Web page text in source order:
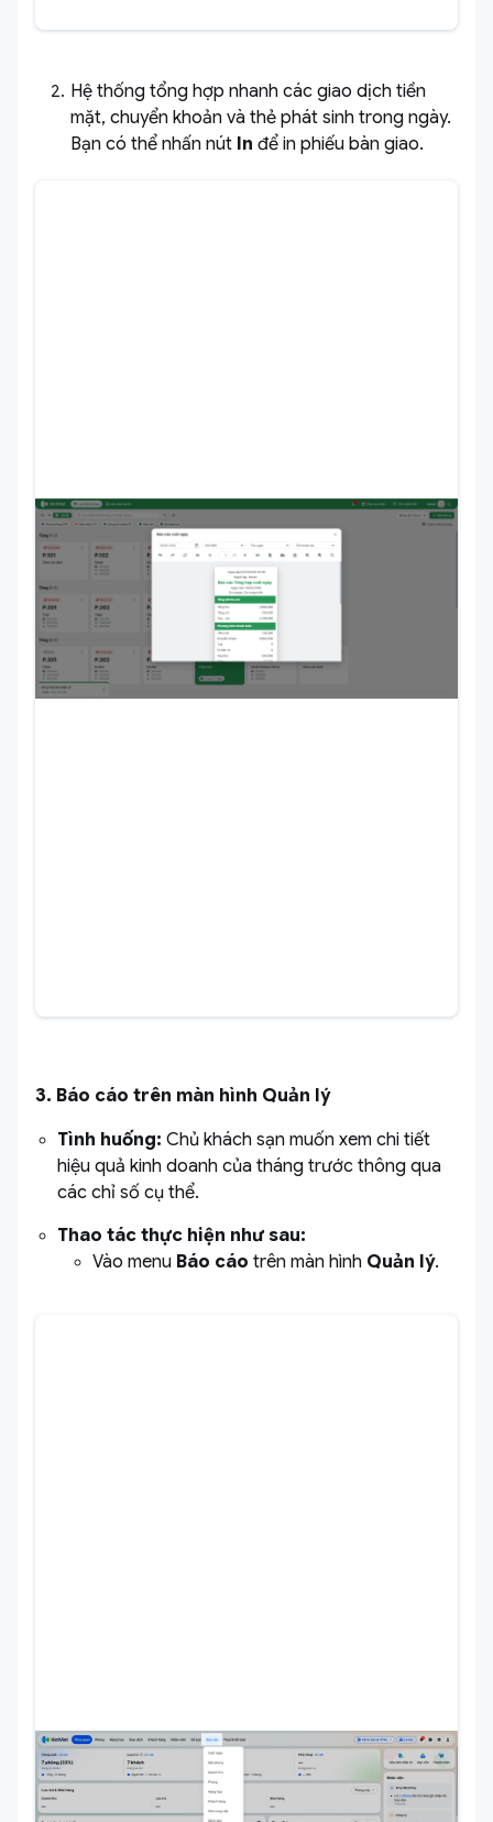
Hệ thống tổng hợp nhanh các giao dịch tiền
mặt, chuyển khoản và thẻ phát sinh trong ngày.
Bạn có thể nhấn nút In để in phiếu bàn giao.
3. Báo cáo trên màn hình Quản lý
Tình huống: Chủ khách sạn muốn xem chi tiết
hiệu quả kinh doanh của tháng trước thông qua
các chỉ số cụ thể.
Thao tác thực hiện như sau:
Vào menu Báo cáo trên màn hình Quản lý.